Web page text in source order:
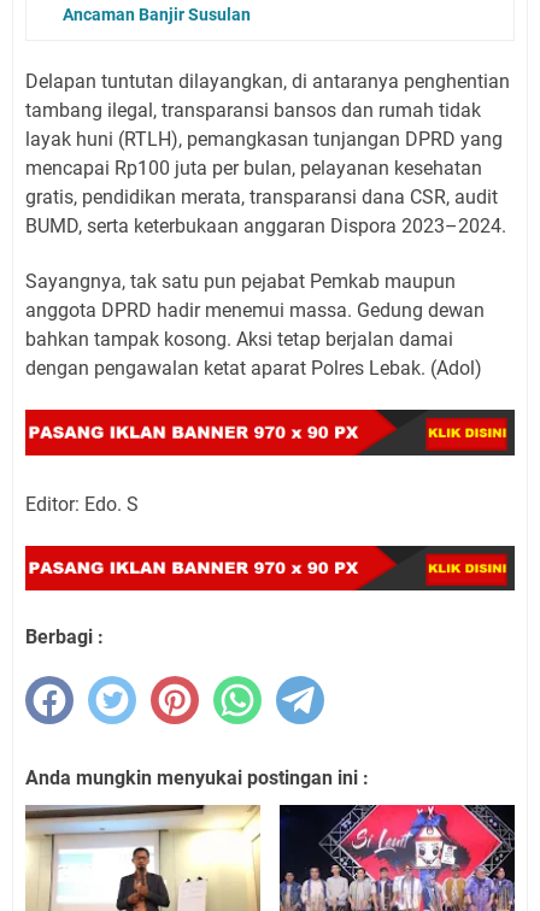
Ancaman Banjir Susulan
Delapan tuntutan dilayangkan, di antaranya penghentian
tambang ilegal, transparansi bansos dan rumah tidak
layak huni (RTLH), pemangkasan tunjangan DPRD yang
mencapai Rp100 juta per bulan, pelayanan kesehatan
gratis, pendidikan merata, transparansi dana CSR, audit
BUMD, serta keterbukaan anggaran Dispora 2023–2024.
Sayangnya, tak satu pun pejabat Pemkab maupun
anggota DPRD hadir menemui massa. Gedung dewan
bahkan tampak kosong. Aksi tetap berjalan damai
dengan pengawalan ketat aparat Polres Lebak. (Adol)
Editor: Edo. S
Berbagi :
Anda mungkin menyukai postingan ini :